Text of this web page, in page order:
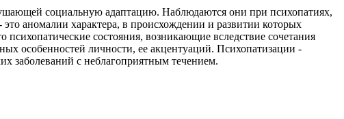
социальную адаптацию. Наблюдаются они при психопатиях,
аномалии характера, в происхождении и развитии которых
состояния, возникающие вследствие сочетания
особенностей личности, ее акцентуаций. Психопатизации -
заболеваний с неблагоприятным течением.